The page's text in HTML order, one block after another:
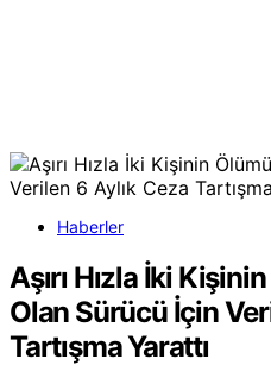
Haberler
Aşırı Hızla İki
Olan Sürücü İçin
Tartışma Yarattı